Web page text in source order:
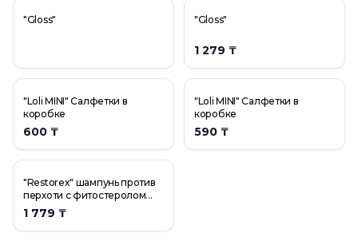
"Gloss" "Gloss"
1 279 ₸
"Loli MINI" Салфетки в
коробке
600 ₸
"Loli MINI" Салфетки в
коробке
590 ₸
"Restorex" шампунь против
перхоти с фитостеролом
500мл
1 779 ₸